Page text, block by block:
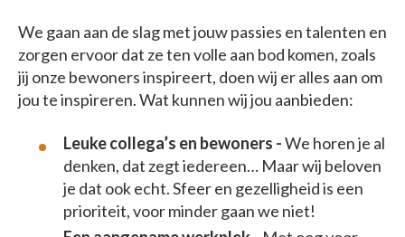
We gaan aan de slag met jouw passies en talenten en
zorgen ervoor dat ze ten volle aan bod komen, zoals
jij onze bewoners inspireert, doen wij er alles aan om
jou te inspireren. Wat kunnen wij jou aanbieden:
Leuke collega’s en bewoners -We horen je al
denken, dat zegt iedereen… Maar wij beloven
je dat ook echt. Sfeer en gezelligheid is een
prioriteit, voor minder gaan we niet!